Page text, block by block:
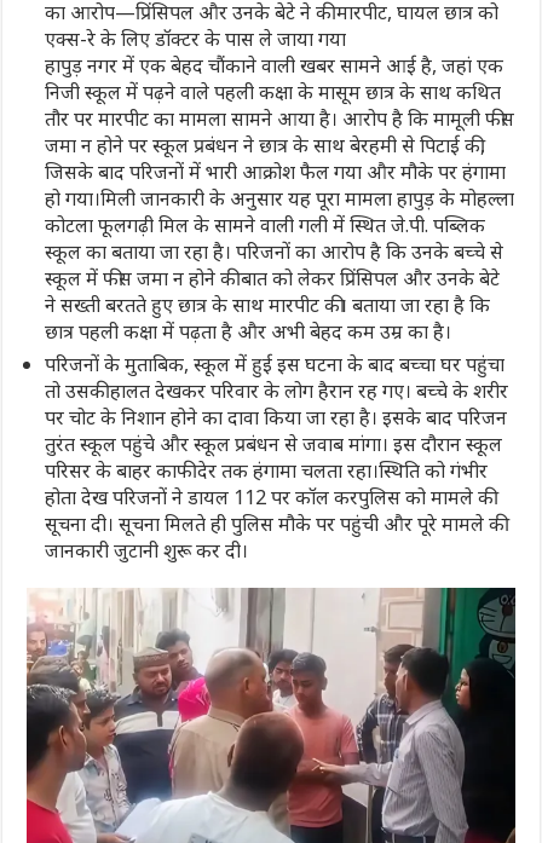
का आरोप—प्रिंसिपल और उनके बेटे ने की मारपीट, घायल छात्र को
एक्स-रे के लिए डॉक्टर के पास ले जाया गया
हापुड़ नगर में एक बेहद चौंकाने वाली खबर सामने आई है, जहां एक
निजी स्कूल में पढ़ने वाले पहली कक्षा के मासूम छात्र के साथ कथित
तौर पर मारपीट का मामला सामने आया है। आरोप है कि मामूली फीस
जमा न होने पर स्कूल प्रबंधन ने छात्र के साथ बेरहमी से पिटाई की,
जिसके बाद परिजनों में भारी आक्रोश फैल गया और मौके पर हंगामा
हो गया।मिली जानकारी के अनुसार यह पूरा मामला हापुड़ के मोहल्ला
कोटला फूलगढ़ी मिल के सामने वाली गली में स्थित जे.पी. पब्लिक
स्कूल का बताया जा रहा है। परिजनों का आरोप है कि उनके बच्चे से
स्कूल में फीस जमा न होने की बात को लेकर प्रिंसिपल और उनके बेटे
ने सख्ती बरतते हुए छात्र के साथ मारपीट की। बताया जा रहा है कि
छात्र पहली कक्षा में पढ़ता है और अभी बेहद कम उम्र का है।
परिजनों के मुताबिक, स्कूल में हुई इस घटना के बाद बच्चा घर पहुंचा
तो उसकी हालत देखकर परिवार के लोग हैरान रह गए। बच्चे के शरीर
पर चोट के निशान होने का दावा किया जा रहा है। इसके बाद परिजन
तुरंत स्कूल पहुंचे और स्कूल प्रबंधन से जवाब मांगा। इस दौरान स्कूल
परिसर के बाहर काफी देर तक हंगामा चलता रहा।स्थिति को गंभीर
होता देख परिजनों ने डायल 112 पर कॉल करपुलिस को मामले की
सूचना दी। सूचना मिलते ही पुलिस मौके पर पहुंची और पूरे मामले की
जानकारी जुटानी शुरू कर दी।